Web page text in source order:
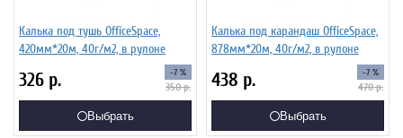
Калька под тушь OfficeSpace,
420мм*20м, 40г/м2, в рулоне
326 р. -7 %
350р.
Выбрать
Калька под карандаш OfficeSpace,
878мм*20м, 40г/м2, в рулоне
438 р. -7 %
470р.
Выбрать